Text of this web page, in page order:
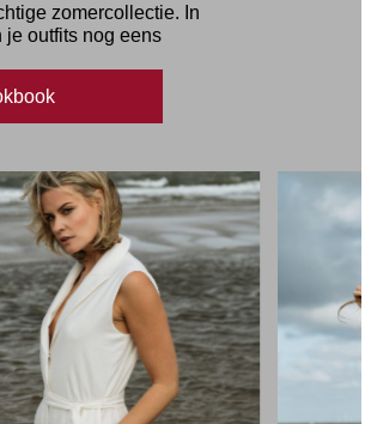
zomercollectie. In
je outfits nog eens